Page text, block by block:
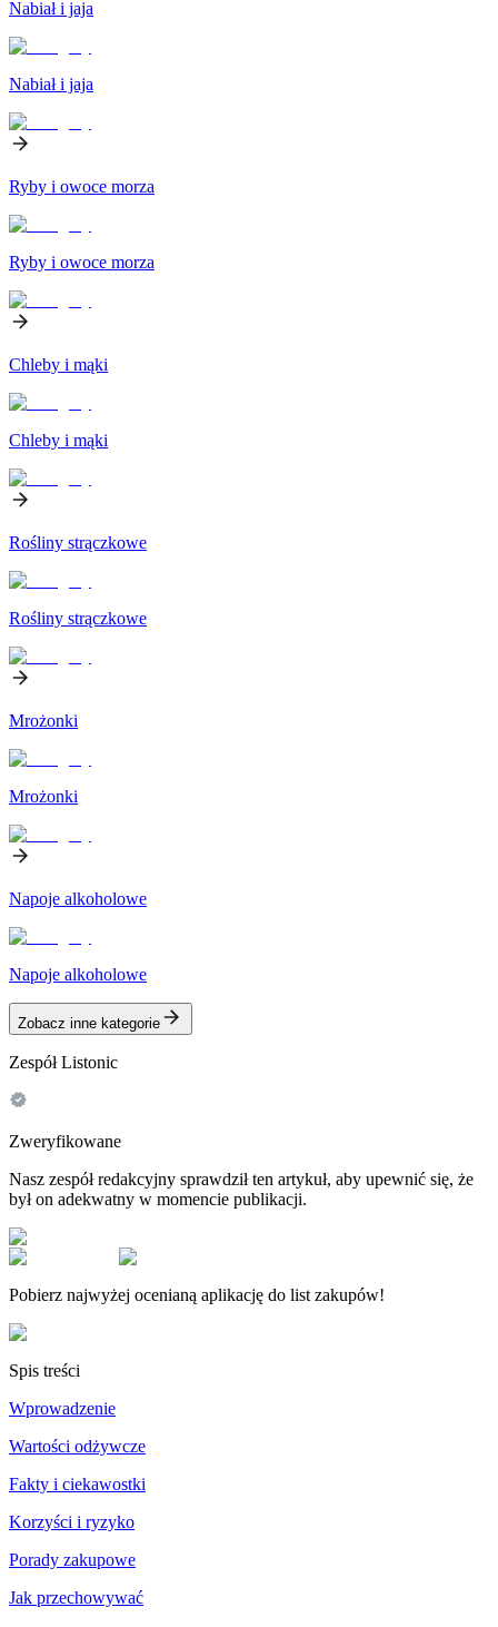
Nabiał i jaja
Nabiał i jaja
Ryby i owoce morza
Ryby i owoce morza
Chleby i mąki
Chleby i mąki
Rośliny strączkowe
Rośliny strączkowe
Mrożonki
Mrożonki
Napoje alkoholowe
Napoje alkoholowe
Zobacz inne kategorie
Zespół Listonic
Zweryfikowane
Nasz zespół redakcyjny sprawdził ten artykuł, aby upewnić się, że
był on adekwatny w momencie publikacji.
Pobierz najwyżej ocenianą aplikację do list zakupów!
Spis treści
Wprowadzenie
Wartości odżywcze
Fakty i ciekawostki
Korzyści i ryzyko
Porady zakupowe
Jak przechowywać